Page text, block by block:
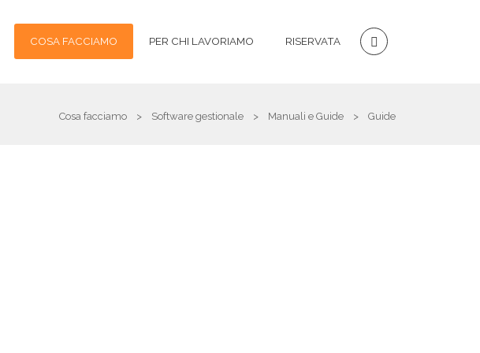
COSA FACCIAMO PER CHI LAVORIAMO RISERVATA
Cosa facciamo > Software gestionale > Manuali e Guide > Guide